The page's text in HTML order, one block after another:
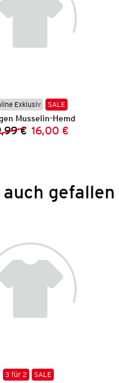
Exklusiv SALE
Musselin-Hemd
Vorheriger Preis:
€ Neuer Preis:
16,00 €
gefallen
3 für 2 SALE